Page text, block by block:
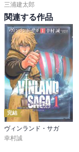
三浦建太郎
関連する作品
完結
ヴィンランド・サガ
幸村誠